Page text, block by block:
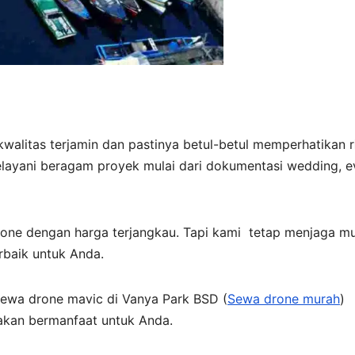
terjamin dan pastinya betul-betul memperhatikan
beragam proyek mulai dari dokumentasi wedding,
dengan harga terjangkau. Tapi kami tetap menjaga
untuk Anda.
drone mavic di Vanya Park BSD (Sewa drone murah)
bermanfaat untuk Anda.